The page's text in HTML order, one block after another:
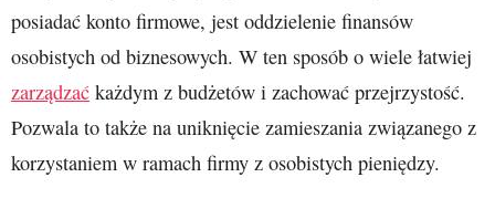
posiadać konto firmowe, jest oddzielenie finansów
osobistych od biznesowych. W ten sposób o wiele łatwiej
zarządzać każdym z budżetów i zachować przejrzystość.
Pozwala to także na uniknięcie zamieszania związanego z
korzystaniem w ramach firmy z osobistych pieniędzy.